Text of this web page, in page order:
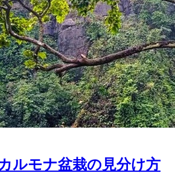
ルモナ盆栽の見分け方